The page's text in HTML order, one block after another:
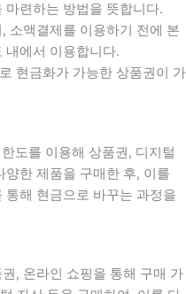
련하는 방법을 뜻합니다.
소액결제를 이용하기 전에 본
내에서 이용합니다.
현금화가 가능한 상품권이 가
도를 이용해 상품권, 디지털
한 제품을 구매한 후, 이를
해 현금으로 바꾸는 과정을
, 온라인 쇼핑을 통해 구매 가